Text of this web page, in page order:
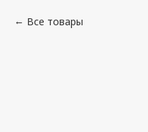
Все товары